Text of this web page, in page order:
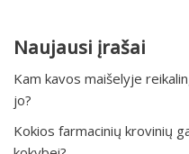
Naujausi įrašai
Kam kavos maišelyje
jo?
Kokios farmacinių krovinių